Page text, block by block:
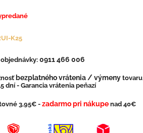
K25
0911 466 006
bezplatného vrátenia / výmeny tovaru
dní - Garancia vrátenia peňazí
3,95€ - zadarmo pri nákupe nad 40€